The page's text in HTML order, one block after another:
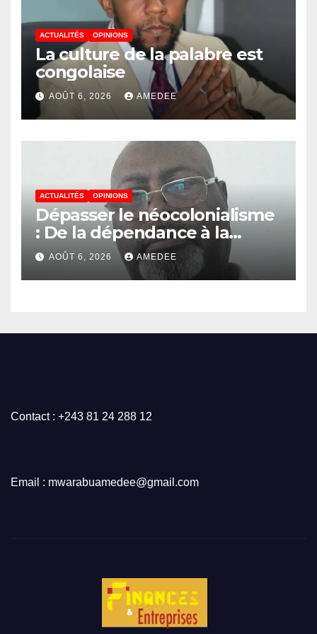
de Kinshasa », devant le jury
conduit par le Prof. Mabi
Mulumba
ACTUALITÉS OPINIONS
La culture de la palabre est
congolaise
AOÛT 6, 2026 AMEDEE
ACTUALITÉS OPINIONS
Dépasser le néocolonialisme
: De la dépendance à la
continuité souveraine
AOÛT 6, 2026 AMEDEE
Contact : +243 81 24 288 12
Email : mwarabuamedee@gmail.com